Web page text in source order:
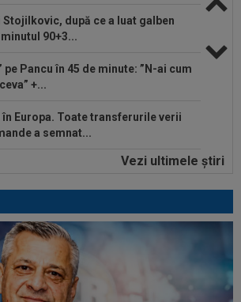
Stojilkovic, după ce a luat galben
90+3...
pe Pancu în 45 de minute: ”N-ai cum
+...
în Europa. Toate transferurile verii
a semnat...
Pancu a ”explodat”, după UTA -
Puțin respect nu...
Mihalcea a spus totul despre
jucătorul fost...
Vezi ultimele ştiri